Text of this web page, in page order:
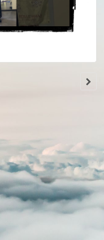
Настройки
На